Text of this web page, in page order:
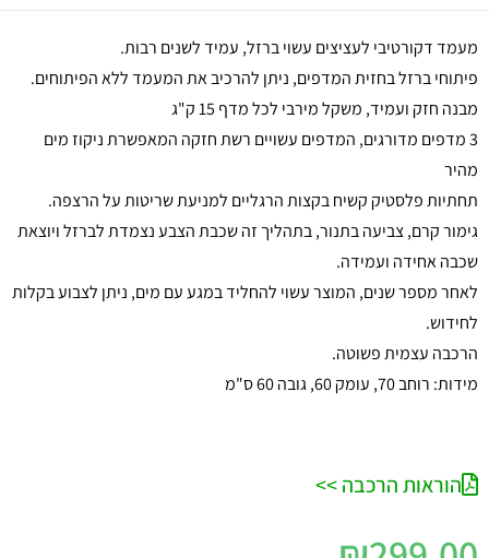
מעמד דקורטיבי לעציצים עשוי ברזל, עמיד לשנים רבות.
פיתוחי ברזל בחזית המדפים, ניתן להרכיב את המעמד ללא הפיתוחים.
מבנה חזק ועמיד, משקל מירבי לכל מדף 15 ק"ג
3 מדפים מדורגים, המדפים עשויים רשת חזקה המאפשרת ניקוז מים
מהיר
תחתיות פלסטיק קשיח בקצות הרגליים למניעת שריטות על הרצפה.
גימור קרם, צביעה בתנור, בתהליך זה שכבת הצבע נצמדת לברזל ויוצאת
שכבה אחידה ועמידה.
לאחר מספר שנים, המוצר עשוי להחליד במגע עם מים, ניתן לצבוע בקלות
לחידוש.
הרכבה עצמית פשוטה.
מידות: רוחב 70, עומק 60, גובה 60 ס"מ
הוראות הרכבה >>